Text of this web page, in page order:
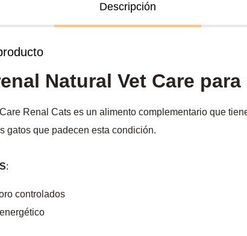
Descripción
Natural Vet Care
Renal Cats es un alimento complementario que
gatos que padecen esta condición.
:
controlados